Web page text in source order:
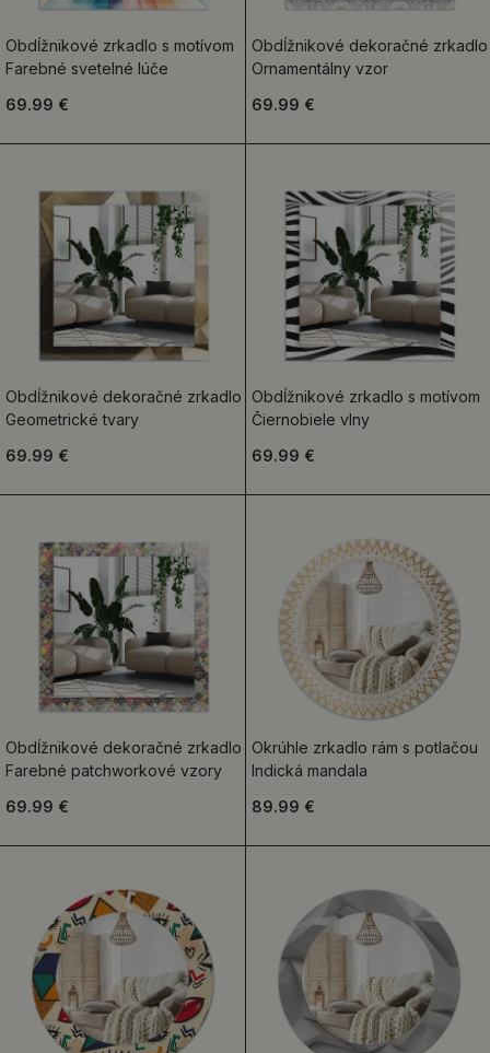
Obdĺžnikové zrkadlo s motívom
Farebné svetelné lúče
69.99 €
Obdĺžnikové dekoračné zrkadlo
Ornamentálny vzor
69.99 €
Obdĺžnikové dekoračné zrkadlo
Geometrické tvary
69.99 €
Obdĺžnikové zrkadlo s motívom
Čiernobiele vlny
69.99 €
Obdĺžnikové dekoračné zrkadlo
Farebné patchworkové vzory
69.99 €
Okrúhle zrkadlo rám s potlačou
Indická mandala
89.99 €